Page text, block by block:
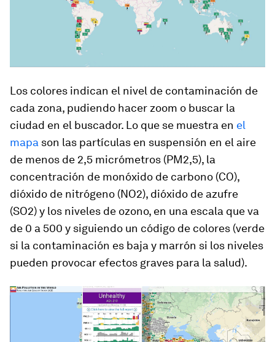
Los colores indican el nivel de contaminación de
cada zona, pudiendo hacer zoom o buscar la
ciudad en el buscador. Lo que se muestra en el
mapa son las partículas en suspensión en el aire
de menos de 2,5 micrómetros (PM2,5), la
concentración de monóxido de carbono (CO),
dióxido de nitrógeno (NO2), dióxido de azufre
(SO2) y los niveles de ozono, en una escala que va
de 0 a 500 y siguiendo un código de colores (verde
si la contaminación es baja y marrón si los niveles
pueden provocar efectos graves para la salud).